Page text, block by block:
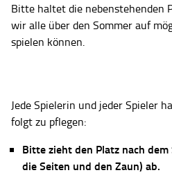
Bitte haltet die nebenstehenden
wir alle über den Sommer auf
spielen können.
Jede Spielerin und jeder Spieler
folgt zu pflegen:
Bitte zieht den Platz nach
die Seiten und den Zaun) ab.